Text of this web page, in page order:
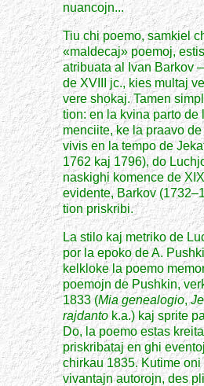
nuancojn...
Tiu chi poemo, samkiel
«maldecaj» poemoj,
atribuata al Ivan Barkov
de XVIII jc., kies multaj
vere shokaj. Tamen
tion: en la kvina parto de
menciite, ke la praavo
vivis en la tempo de
1762 kaj 1796), do
naskighi komence de
evidente, Barkov
tion priskribi.
La stilo kaj metriko de
por la epoko de A.
kelkloke la poemo
poemojn de Pushkin,
1833 (Mia genealogio,
rajdanto k.a.) kaj sprite
Do, la poemo estas
priskribataj en ghi
chirkau 1835. Kutime
vivantajn autorojn, des